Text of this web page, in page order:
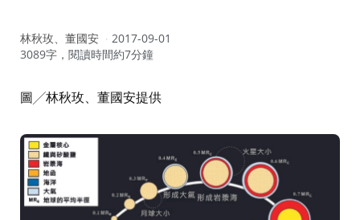
作
者：
林秋玫、董國安
2017-09-01
3089字，閱讀時間約7分鐘
圖╱林秋玫、董國安提供